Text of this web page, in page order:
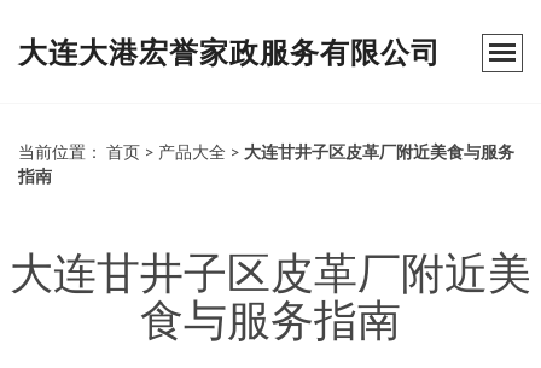
大连大港宏誉家政服务有限公司
当前位置： 首页 > 产品大全 > 大连甘井子区皮革厂附近美食与服务
指南
大连甘井子区皮革厂附近美
食与服务指南